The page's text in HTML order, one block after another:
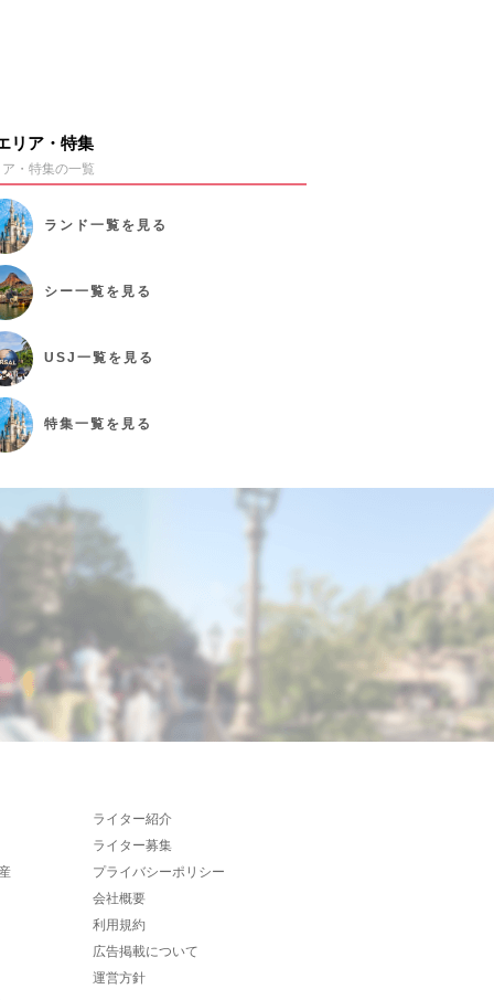
リア・特集
・特集の一覧
ランド 一覧を見る
シー一覧を見る
USJ 一覧を見る
特集一覧を見る
ライター紹介
ライター募集
プライバシーポリシー
会社概要
利用規約
広告掲載について
運営方針